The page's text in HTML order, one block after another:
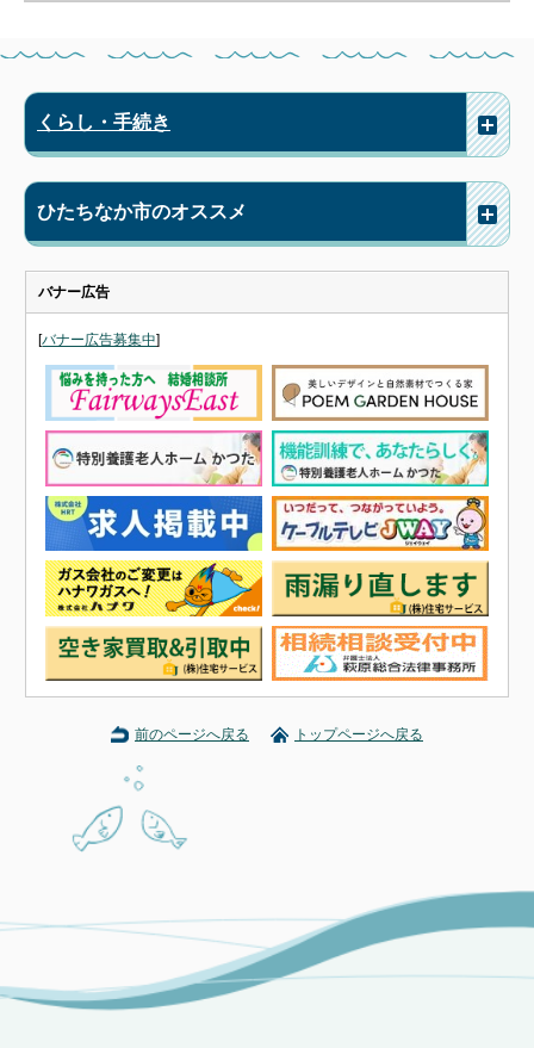
くらし・手続き
ひたちなか市のオススメ
バナー広告
[バナー広告募集中]
前のページへ戻る トップページへ戻る